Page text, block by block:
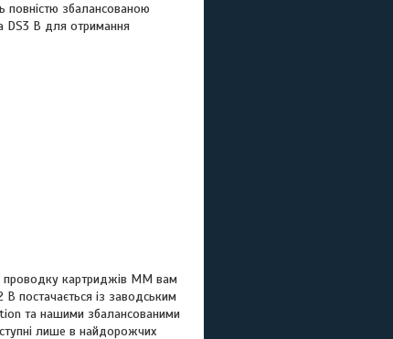
повністю збалансованою
DS3 B для отримання
картриджів MM вам
постачається із заводським
та нашими збалансованими
лише в найдорожчих